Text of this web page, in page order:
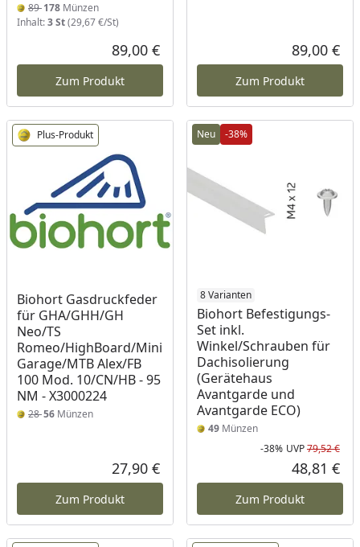
89178 Münzen
Inhalt:3 St(29,67 €/St)
Aktueller Preis
89,00 €
Zum Produkt
89,00 €
Zum Produkt
Plus-Produkt
Biohort Gasdruckfeder
für GHA/GHH/GH
Neo/TS
Romeo/HighBoard/Mini
Garage/MTB Alex/FB
100 Mod. 10/CN/HB - 95
NM - X3000224
2856 Münzen
Aktueller Preis
27,90 €
Zum Produkt
Neu -38%
8 Varianten
Biohort Befestigungs-
Set inkl.
Winkel/Schrauben für
Dachisolierung
(Gerätehaus
Avantgarde und
Avantgarde ECO)
49Münzen
-38% UVP79,52 €
48,81 €
Zum Produkt